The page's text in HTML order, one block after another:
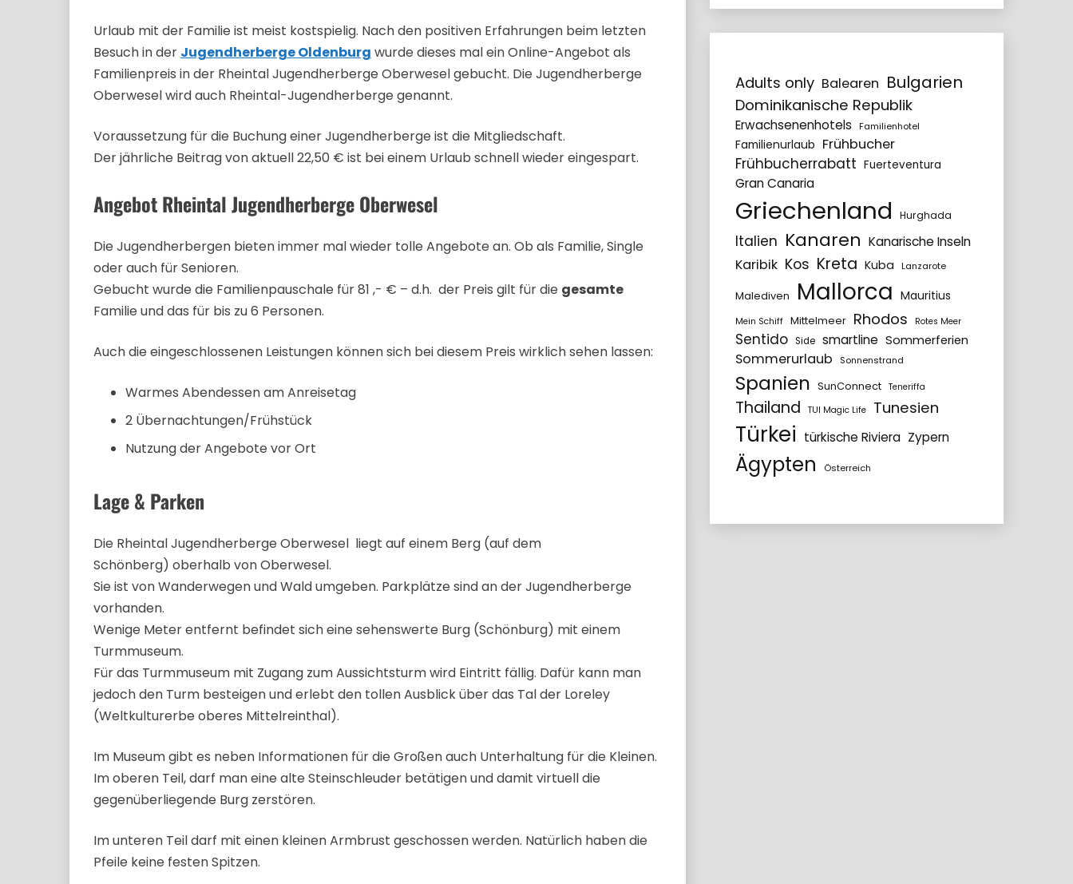
Urlaub mit der Familie ist meist kostspielig. Nach den positiven Erfahrungen beim letzten
Besuch in der Jugendherberge Oldenburg wurde dieses mal ein Online-Angebot als
Familienpreis in der Rheintal Jugendherberge Oberwesel gebucht. Die Jugendherberge
Oberwesel wird auch Rheintal-Jugendherberge genannt.
Voraussetzung für die Buchung einer Jugendherberge ist die Mitgliedschaft.
Der jährliche Beitrag von aktuell 22,50 € ist bei einem Urlaub schnell wieder eingespart.
Angebot Rheintal Jugendherberge Oberwesel
Die Jugendherbergen bieten immer mal wieder tolle Angebote an. Ob als Familie, Single
oder auch für Senioren.
Gebucht wurde die Familienpauschale für 81 ,- € – d.h. der Preis gilt für die gesamte
Familie und das für bis zu 6 Personen.
Auch die eingeschlossenen Leistungen können sich bei diesem Preis wirklich sehen lassen:
Warmes Abendessen am Anreisetag
2 Übernachtungen/Frühstück
Nutzung der Angebote vor Ort
Lage & Parken
Die Rheintal Jugendherberge Oberwesel liegt auf einem Berg (auf dem
Schönberg) oberhalb von Oberwesel.
Sie ist von Wanderwegen und Wald umgeben. Parkplätze sind an der Jugendherberge
vorhanden.
Wenige Meter entfernt befindet sich eine sehenswerte Burg (Schönburg) mit einem
Turmmuseum.
Für das Turmmuseum mit Zugang zum Aussichtsturm wird Eintritt fällig. Dafür kann man
jedoch den Turm besteigen und erlebt den tollen Ausblick über das Tal der Loreley
(Weltkulturerbe oberes Mittelreinthal).
Im Museum gibt es neben Informationen für die Großen auch Unterhaltung für die Kleinen.
Im oberen Teil, darf man eine alte Steinschleuder betätigen und damit virtuell die
gegenüberliegende Burg zerstören.
Im unteren Teil darf mit einen kleinen Armbrust geschossen werden. Natürlich haben die
Pfeile keine festen Spitzen.
Adults only Balearen Bulgarien
Dominikanische Republik
Erwachsenenhotels Familienhotel
Familienurlaub Frühbucher
Frühbucherrabatt Fuerteventura
Gran Canaria
Griechenland Hurghada
Italien Kanaren Kanarische Inseln
Karibik Kos Kreta Kuba Lanzarote
Malediven Mallorca Mauritius
Mein Schiff Mittelmeer Rhodos Rotes Meer
Sentido Side smartline Sommerferien
Sommerurlaub Sonnenstrand
Spanien SunConnect Teneriffa
Thailand TUI Magic Life Tunesien
Türkei türkische Riviera Zypern
Ägypten Österreich